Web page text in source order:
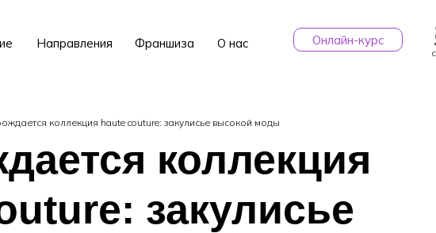
Направления О нас
Франшиза Онлайн-курс
коллекция haute couture: закулисье высокой моды
коллекция
закулисье